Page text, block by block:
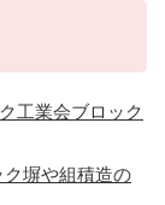
工業会ブロック
塀や組積造の